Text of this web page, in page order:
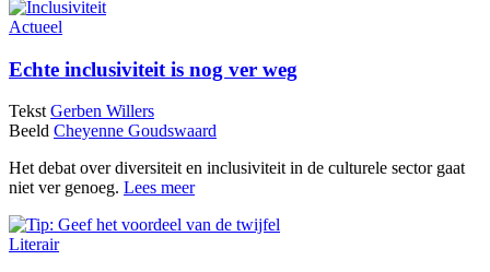
Actueel
Echte inclusiviteit is nog ver weg
Tekst Gerben Willers
Beeld Cheyenne Goudswaard
Het debat over diversiteit en inclusiviteit in de culturele sector gaat
niet ver genoeg. Lees meer
Literair